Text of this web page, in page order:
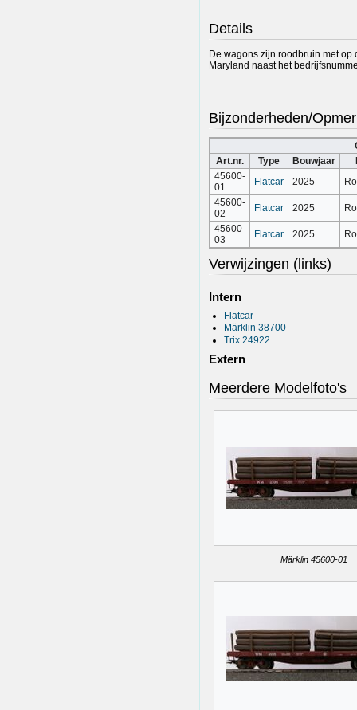
Details
De wagons zijn roodbruin met op
Maryland naast het
Bijzonderheden/
Art.nr.
Type Bouwjaar
45600-
01
Flatcar 2025
45600-
02
Flatcar 2025
45600-
03
Flatcar 2025
Verwijzingen (links)
Intern
Flatcar
Märklin 38700
Trix 24922
Extern
Meerdere Modelfoto's
Märklin 45600-01